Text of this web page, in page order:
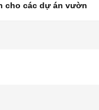
cho các dự án vườn